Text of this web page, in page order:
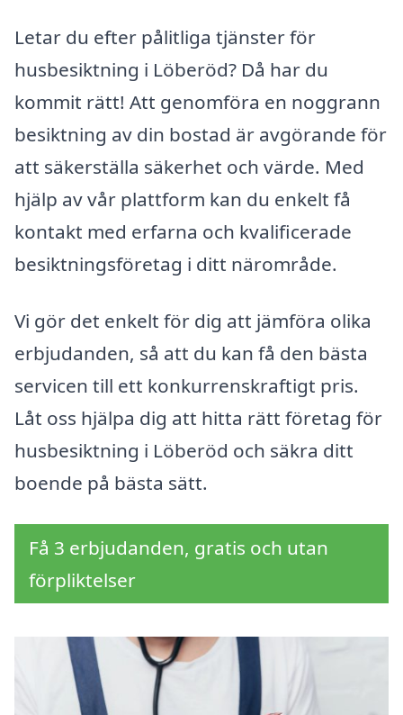
Letar du efter pålitliga tjänster för
husbesiktning i Löberöd? Då har du
kommit rätt! Att genomföra en noggrann
besiktning av din bostad är avgörande för
att säkerställa säkerhet och värde. Med
hjälp av vår plattform kan du enkelt få
kontakt med erfarna och kvalificerade
besiktningsföretag i ditt närområde.
Vi gör det enkelt för dig att jämföra olika
erbjudanden, så att du kan få den bästa
servicen till ett konkurrenskraftigt pris.
Låt oss hjälpa dig att hitta rätt företag för
husbesiktning i Löberöd och säkra ditt
boende på bästa sätt.
Få 3 erbjudanden, gratis och utan
förpliktelser